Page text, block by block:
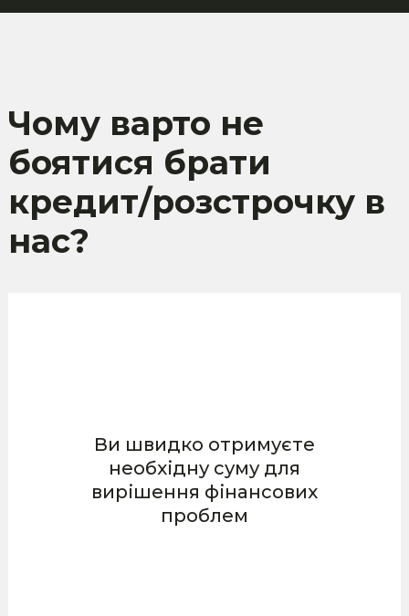
Чому варто не
боятися брати
кредит/розстрочку в
нас?
Ви швидко отримуєте
необхідну суму для
вирішення фінансових
проблем